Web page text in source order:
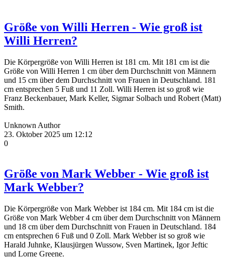
Größe von Willi Herren - Wie groß ist
Willi Herren?
Die Körpergröße von Willi Herren ist 181 cm. Mit 181 cm ist die
Größe von Willi Herren 1 cm über dem Durchschnitt von Männern
und 15 cm über dem Durchschnitt von Frauen in Deutschland. 181
cm entsprechen 5 Fuß und 11 Zoll. Willi Herren ist so groß wie
Franz Beckenbauer, Mark Keller, Sigmar Solbach und Robert (Matt)
Smith.
Unknown Author
23. Oktober 2025 um 12:12
0
Größe von Mark Webber - Wie groß ist
Mark Webber?
Die Körpergröße von Mark Webber ist 184 cm. Mit 184 cm ist die
Größe von Mark Webber 4 cm über dem Durchschnitt von Männern
und 18 cm über dem Durchschnitt von Frauen in Deutschland. 184
cm entsprechen 6 Fuß und 0 Zoll. Mark Webber ist so groß wie
Harald Juhnke, Klausjürgen Wussow, Sven Martinek, Igor Jeftic
und Lorne Greene.